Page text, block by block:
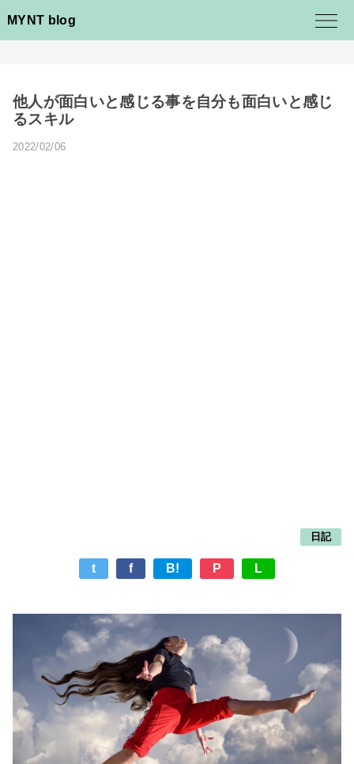
MYNT blog
他人が面白いと感じる事を自分も面白いと感じ
るスキル
2022/02/06
日記
t f B! P L